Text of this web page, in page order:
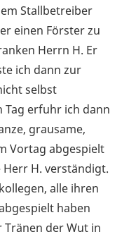
Stallbetreiber
einen Förster zu
Herrn H. Er
ich dann zur
selbst
erfuhr ich dann
grausame,
Vortag abgespielt
H. verständigt.
alle ihren
haben
der Wut in